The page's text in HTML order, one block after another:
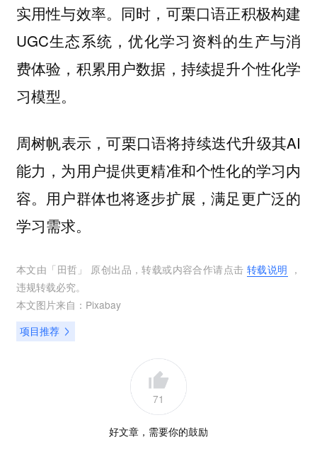
实用性与效率。同时，可栗口语正积极构建
UGC生态系统，优化学习资料的生产与消
费体验，积累用户数据，持续提升个性化学
习模型。
周树帆表示，可栗口语将持续迭代升级其AI
能力，为用户提供更精准和个性化的学习内
容。用户群体也将逐步扩展，满足更广泛的
学习需求。
本文由「 田哲 」 原创出品，转载或内容合作请点击 转载说明 ，
违规转载必究。
本文图片来自： Pixabay
项目推荐
71
好文章，需要你的鼓励